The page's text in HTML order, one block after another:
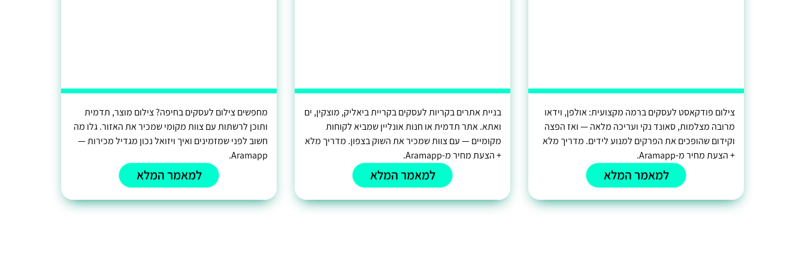
צילום פודקאסט לעסקים ברמה מקצועית: אולפן, וידאו
מרובה מצלמות, סאונד נקי ועריכה מלאה — ואז הפצה
וקידום שהופכים את הפרקים למנוע לידים. מדריך מלא
+ הצעת מחיר מ-Aramapp.
למאמר המלא
בניית אתרים בקריות לעסקים בקריית ביאליק, מוצקין, ים
ואתא. אתר תדמית או חנות אונליין שמביא לקוחות
מקומיים — עם צוות שמכיר את השוק בצפון. מדריך מלא
+ הצעת מחיר מ-Aramapp.
למאמר המלא
מחפשים צילום לעסקים בחיפה? צילום מוצר, תדמית
ותוכן לרשתות עם צוות מקומי שמכיר את האזור. גלו מה
חשוב לפני שמזמינים ואיך ויזואל נכון מגדיל מכירות —
Aramapp.
למאמר המלא